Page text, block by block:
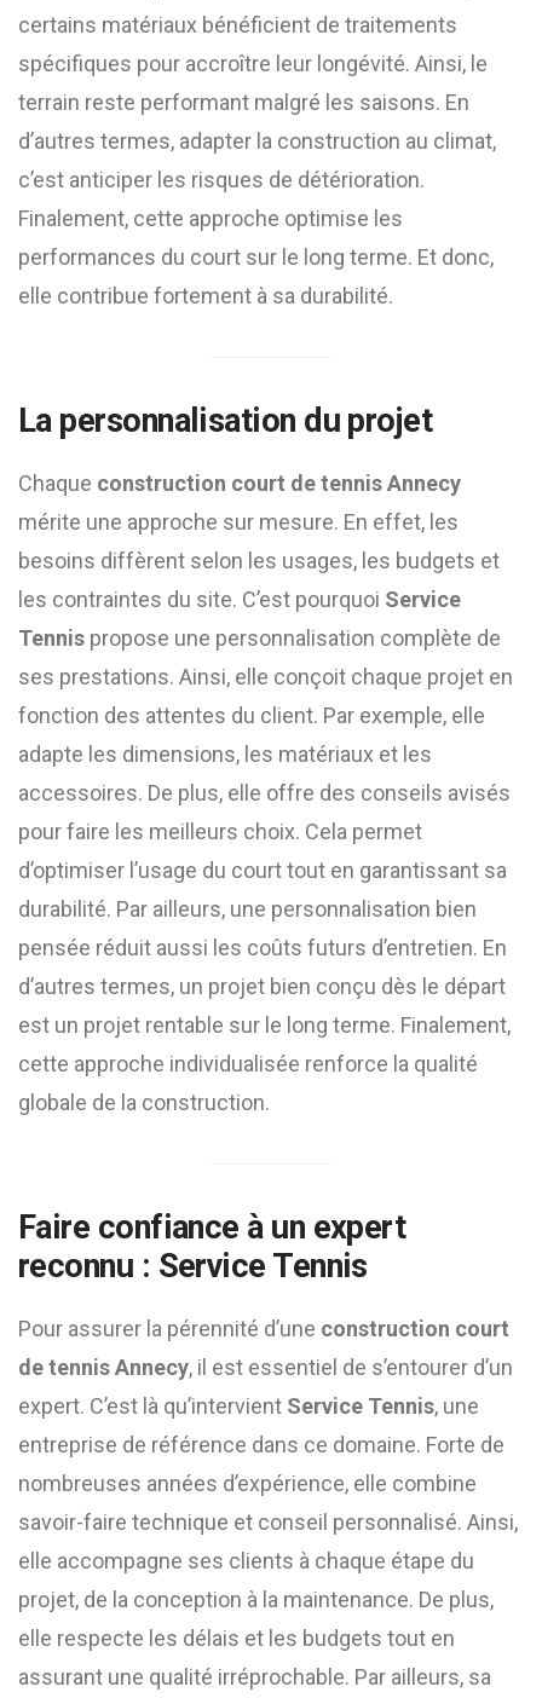
certains matériaux bénéficient de traitements
spécifiques pour accroître leur longévité. Ainsi, le
terrain reste performant malgré les saisons. En
d’autres termes, adapter la construction au climat,
c’est anticiper les risques de détérioration.
Finalement, cette approche optimise les
performances du court sur le long terme. Et donc,
elle contribue fortement à sa durabilité.
La personnalisation du projet
Chaque construction court de tennis Annecy
mérite une approche sur mesure. En effet, les
besoins diffèrent selon les usages, les budgets et
les contraintes du site. C’est pourquoi Service
Tennis propose une personnalisation complète de
ses prestations. Ainsi, elle conçoit chaque projet en
fonction des attentes du client. Par exemple, elle
adapte les dimensions, les matériaux et les
accessoires. De plus, elle offre des conseils avisés
pour faire les meilleurs choix. Cela permet
d’optimiser l’usage du court tout en garantissant sa
durabilité. Par ailleurs, une personnalisation bien
pensée réduit aussi les coûts futurs d’entretien. En
d’autres termes, un projet bien conçu dès le départ
est un projet rentable sur le long terme. Finalement,
cette approche individualisée renforce la qualité
globale de la construction.
Faire confiance à un expert
reconnu : Service Tennis
Pour assurer la pérennité d’une construction court
de tennis Annecy, il est essentiel de s’entourer d’un
expert. C’est là qu’intervient Service Tennis, une
entreprise de référence dans ce domaine. Forte de
nombreuses années d’expérience, elle combine
savoir-faire technique et conseil personnalisé. Ainsi,
elle accompagne ses clients à chaque étape du
projet, de la conception à la maintenance. De plus,
elle respecte les délais et les budgets tout en
assurant une qualité irréprochable. Par ailleurs, sa